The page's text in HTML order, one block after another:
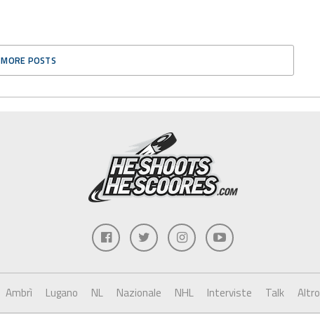
MORE POSTS
Ambrì Lugano NL Nazionale NHL Interviste Talk Altro